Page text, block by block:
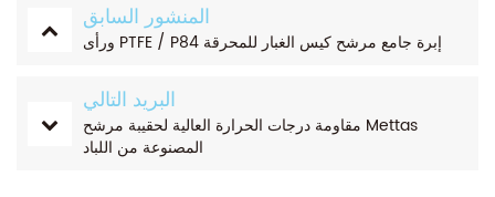
المنشور السابق
ورأى PTFE / P84 إبرة جامع مرشح كيس الغبار للمحرقة
البريد التالي
مقاومة درجات الحرارة العالية لحقيبة مرشح Mettas
المصنوعة من اللباد